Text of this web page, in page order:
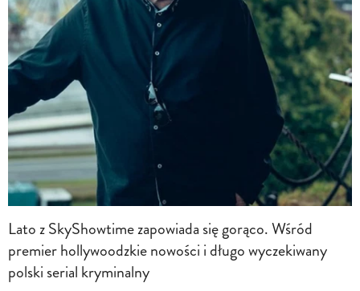
Lato z SkyShowtime zapowiada się gorąco. Wśród
premier hollywoodzkie nowości i długo wyczekiwany
polski serial kryminalny